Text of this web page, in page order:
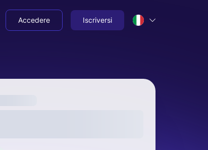
Accedere Iscriversi